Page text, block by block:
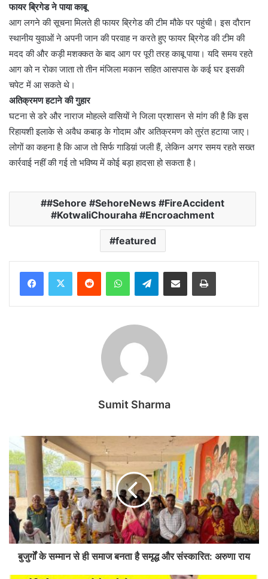
फायर ब्रिगेड ने पाया काबू
आग लगने की सूचना मिलते ही फायर ब्रिगेड की टीम मौके पर पहुंची। इस दौरान
स्थानीय युवाओं ने अपनी जान की परवाह न करते हुए फायर ब्रिगेड की टीम की
मदद की और कड़ी मशक्कत के बाद आग पर पूरी तरह काबू पाया। यदि समय रहते
आग को न रोका जाता तो तीन मंजिला मकान सहित आसपास के कई घर इसकी
चपेट में आ सकते थे।
अतिक्रमण हटाने की गुहार
घटना से डरे और नाराज मोहल्ले वासियों ने जिला प्रशासन से मांग की है कि इस
रिहायशी इलाके से अवैध कबाड़ के गोदाम और अतिक्रमण को तुरंत हटाया जाए।
लोगों का कहना है कि आज तो सिर्फ गाडिय़ां जली हैं, लेकिन अगर समय रहते सख्त
कार्रवाई नहीं की गई तो भविष्य में कोई बड़ा हादसा हो सकता है।
#Sehore #SehoreNews #FireAccident
#KotwaliChouraha #Encroachment
featured
Telegram
Sumit Sharma
बुजुर्गों के सम्मान से ही समाज बनता है समृद्ध और संस्कारित: अरुणा राय